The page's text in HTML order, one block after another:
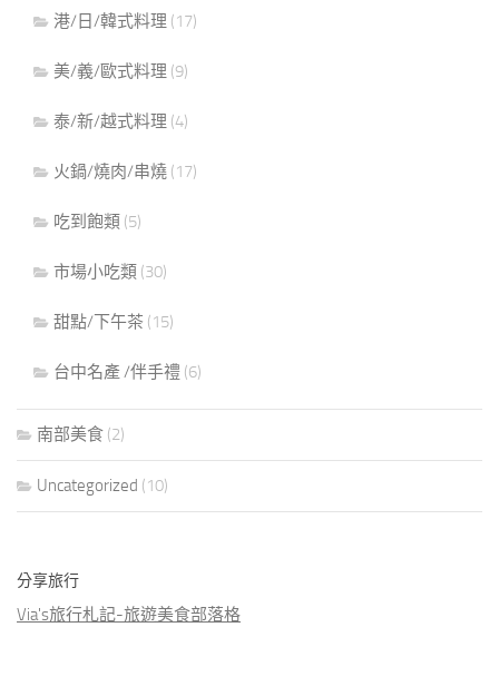
港/日/韓式料理 (17)
美/義/歐式料理 (9)
泰/新/越式料理 (4)
火鍋/燒肉/串燒 (17)
吃到飽類 (5)
市場小吃類 (30)
甜點/下午茶 (15)
台中名產 /伴手禮 (6)
南部美食 (2)
Uncategorized (10)
分享旅行
Via's旅行札記-旅遊美食部落格